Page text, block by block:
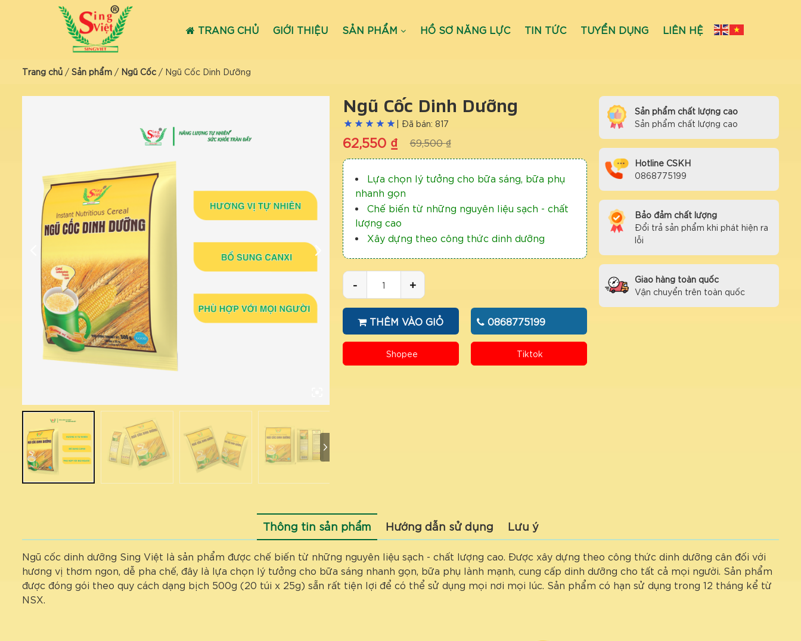
TRANG CHỦ GIỚI THIỆU SẢN PHẨM HỒ SƠ NĂNG LỰC TIN TỨC TUYỂN DỤNG LIÊN HỆ
Trang chủ / Sản phẩm / Ngũ Cốc / Ngũ Cốc Dinh Dưỡng
Ngũ Cốc Dinh Dưỡng
| Đã bán: 817
69,500₫
62,550 ₫
Lựa chọn lý tưởng cho bữa sáng, bữa phụ
nhanh gọn
Chế biến từ những nguyên liệu sạch - chất
lượng cao
Xây dựng theo công thức dinh dưỡng
- +
THÊM VÀO GIỎ 0868775199
Shopee Tiktok
Sản phẩm chất lượng cao
Sản phẩm chất lượng cao
Hotline CSKH
0868775199
Bảo đảm chất lượng
Đổi trả sản phẩm khi phát hiện ra
lỗi
Giao hàng toàn quốc
Vận chuyển trên toàn quốc
Thông tin sản phẩm Hướng dẫn sử dụng Lưu ý
Ngũ cốc dinh dưỡng Sing Việt là sản phẩm được chế biến từ những nguyên liệu sạch - chất lượng cao. Được xây dựng theo công thức dinh dưỡng cân đối với
hương vị thơm ngon, dễ pha chế, đây là lựa chọn lý tưởng cho bữa sáng nhanh gọn, bữa phụ lành mạnh, cung cấp dinh dưỡng cho tất cả mọi người. Sản phẩm
được đóng gói theo quy cách dạng bịch 500g (20 túi x 25g) sẵn rất tiện lợi để có thể sử dụng mọi nơi mọi lúc. Sản phẩm có hạn sử dụng trong 12 tháng kể từ
NSX.